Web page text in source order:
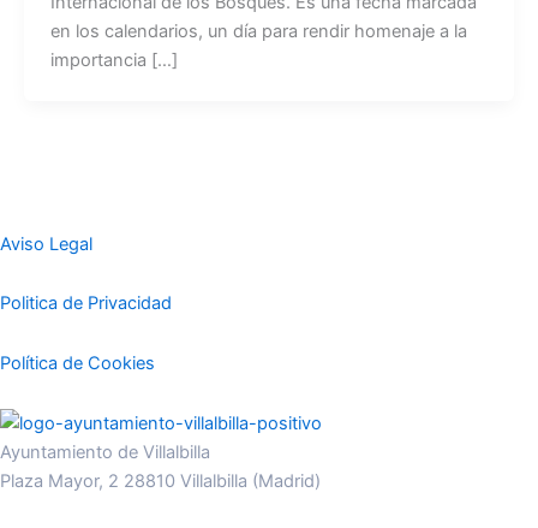
en los calendarios, un día para rendir homenaje a la
importancia […]
Aviso Legal
Politica de Privacidad
Política de Cookies
Ayuntamiento de Villalbilla
Plaza Mayor, 2 28810 Villalbilla (Madrid)